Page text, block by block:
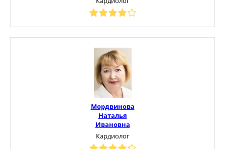
Мордвинова
Наталья
Ивановна
Кардиолог